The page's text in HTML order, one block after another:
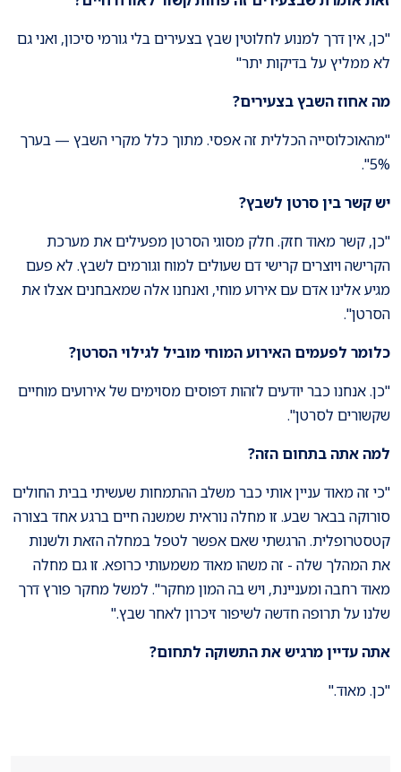
"כן, אין דרך למנוע לחלוטין שבץ בצעירים בלי גורמי סיכון, ואני גם
לא ממליץ על בדיקות יתר"
מה אחוז השבץ בצעירים?
"מהאוכלוסייה הכללית זה אפסי. מתוך כלל מקרי השבץ — בערך
5%".
יש קשר בין סרטן לשבץ?
"כן, קשר מאוד חזק. חלק מסוגי הסרטן מפעילים את מערכת
הקרישה ויוצרים קרישי דם שעולים למוח וגורמים לשבץ. לא פעם
מגיע אלינו אדם עם אירוע מוחי, ואנחנו אלה שמאבחנים אצלו את
הסרטן".
כלומר לפעמים האירוע המוחי מוביל לגילוי הסרטן?
"כן. אנחנו כבר יודעים לזהות דפוסים מסוימים של אירועים מוחיים
שקשורים לסרטן".
למה אתה בתחום הזה?
"כי זה מאוד עניין אותי כבר משלב ההתמחות שעשיתי בבית החולים
סורוקה בבאר שבע. זו מחלה נוראית שמשנה חיים ברגע אחד בצורה
קטסטרופלית. הרגשתי שאם אפשר לטפל במחלה הזאת ולשנות
את המהלך שלה - זה משהו מאוד משמעותי כרופא. זו גם מחלה
מאוד רחבה ומעניינת, ויש בה המון מחקר". למשל מחקר פורץ דרך
שלנו על תרופה חדשה לשיפור זיכרון לאחר שבץ."
אתה עדיין מרגיש את התשוקה לתחום?
"כן. מאוד."